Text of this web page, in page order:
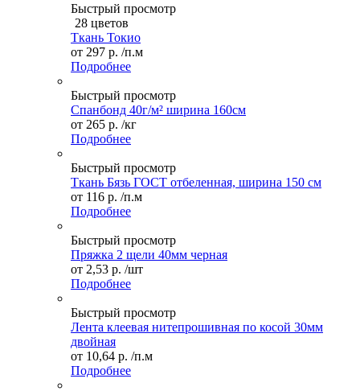
Быстрый просмотр
28 цветов
Ткань Токио
от 297 р. /п.м
Подробнее
Быстрый просмотр
Спанбонд 40г/м² ширина 160см
от 265 р. /кг
Подробнее
Быстрый просмотр
Ткань Бязь ГОСТ отбеленная, ширина 150 см
от 116 р. /п.м
Подробнее
Быстрый просмотр
Пряжка 2 щели 40мм черная
от 2,53 р. /шт
Подробнее
Быстрый просмотр
Лента клеевая нитепрошивная по косой 30мм
двойная
от 10,64 р. /п.м
Подробнее